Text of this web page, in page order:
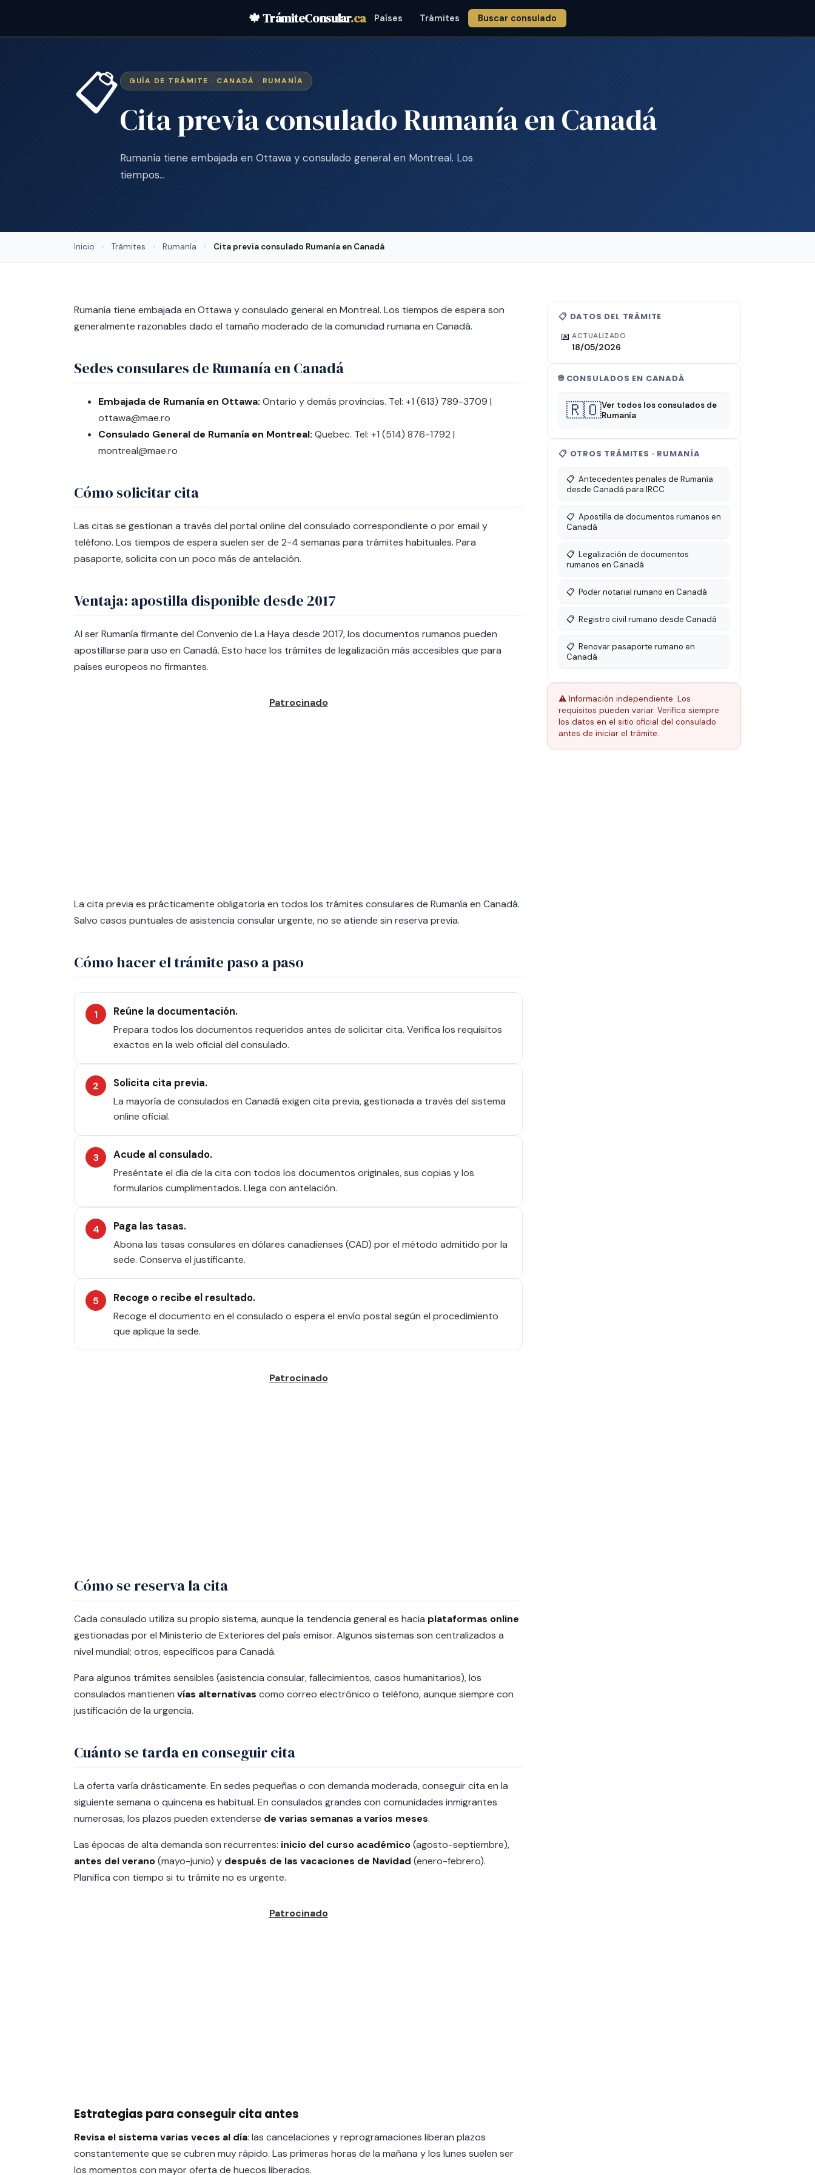
🍁 TrámiteConsular.ca Países Trámites Buscar consulado
📋 GUÍA DE TRÁMITE · CANADÁ · RUMANÍA
Cita previa consulado Rumanía en Canadá
Rumanía tiene embajada en Ottawa y consulado general en Montreal. Los
tiempos…
Inicio › Trámites › Rumanía › Cita previa consulado Rumanía en Canadá
📋 DATOS DEL TRÁMITE
📅 ACTUALIZADO
18/05/2026
🌐 CONSULADOS EN CANADÁ
🇷🇴Ver todos los consulados de
Rumanía
📋 OTROS TRÁMITES · RUMANÍA
📋 Antecedentes penales de Rumanía
desde Canadá para IRCC
📋 Apostilla de documentos rumanos en
Canadá
📋 Legalización de documentos
rumanos en Canadá
📋 Poder notarial rumano en Canadá
📋 Registro civil rumano desde Canadá
📋 Renovar pasaporte rumano en
Canadá
⚠️ Información independiente. Los
requisitos pueden variar. Verifica siempre
los datos en el sitio oficial del consulado
antes de iniciar el trámite.
Rumanía tiene embajada en Ottawa y consulado general en Montreal. Los tiempos de espera son
generalmente razonables dado el tamaño moderado de la comunidad rumana en Canadá.
Sedes consulares de Rumanía en Canadá
Embajada de Rumanía en Ottawa: Ontario y demás provincias. Tel: +1 (613) 789-3709 |
ottawa@mae.ro
Consulado General de Rumanía en Montreal: Quebec. Tel: +1 (514) 876-1792 |
montreal@mae.ro
Cómo solicitar cita
Las citas se gestionan a través del portal online del consulado correspondiente o por email y
teléfono. Los tiempos de espera suelen ser de 2-4 semanas para trámites habituales. Para
pasaporte, solicita con un poco más de antelación.
Ventaja: apostilla disponible desde 2017
Al ser Rumanía firmante del Convenio de La Haya desde 2017, los documentos rumanos pueden
apostillarse para uso en Canadá. Esto hace los trámites de legalización más accesibles que para
países europeos no firmantes.
La cita previa es prácticamente obligatoria en todos los trámites consulares de Rumanía en Canadá.
Salvo casos puntuales de asistencia consular urgente, no se atiende sin reserva previa.
Cómo hacer el trámite paso a paso
Reúne la documentación.
Prepara todos los documentos requeridos antes de solicitar cita. Verifica los requisitos
exactos en la web oficial del consulado.
Solicita cita previa.
La mayoría de consulados en Canadá exigen cita previa, gestionada a través del sistema
online oficial.
Acude al consulado.
Preséntate el día de la cita con todos los documentos originales, sus copias y los
formularios cumplimentados. Llega con antelación.
Paga las tasas.
Abona las tasas consulares en dólares canadienses (CAD) por el método admitido por la
sede. Conserva el justificante.
Recoge o recibe el resultado.
Recoge el documento en el consulado o espera el envío postal según el procedimiento
que aplique la sede.
Cómo se reserva la cita
Cada consulado utiliza su propio sistema, aunque la tendencia general es hacia plataformas online
gestionadas por el Ministerio de Exteriores del país emisor. Algunos sistemas son centralizados a
nivel mundial; otros, específicos para Canadá.
Para algunos trámites sensibles (asistencia consular, fallecimientos, casos humanitarios), los
consulados mantienen vías alternativas como correo electrónico o teléfono, aunque siempre con
justificación de la urgencia.
Cuánto se tarda en conseguir cita
La oferta varía drásticamente. En sedes pequeñas o con demanda moderada, conseguir cita en la
siguiente semana o quincena es habitual. En consulados grandes con comunidades inmigrantes
numerosas, los plazos pueden extenderse de varias semanas a varios meses.
Las épocas de alta demanda son recurrentes: inicio del curso académico(agosto-septiembre),
antes del verano(mayo-junio) y después de las vacaciones de Navidad (enero-febrero).
Planifica con tiempo si tu trámite no es urgente.
Estrategias para conseguir cita antes
Revisa el sistema varias veces al día: las cancelaciones y reprogramaciones liberan plazos
constantemente que se cubren muy rápido. Las primeras horas de la mañana y los lunes suelen ser
los momentos con mayor oferta de huecos liberados.